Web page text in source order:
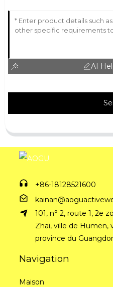
AI
+86-18128521600
101, n° 2, route 1, 2e
Zhai, ville de Humen,
province du
Navigation
Maison